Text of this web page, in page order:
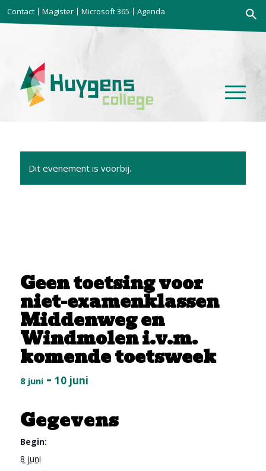
Contact Magister Microsoft 365 Agenda
naar:
Dit evenement is voorbij.
Geen toetsing voor
niet-examenklassen
Middenweg en
Windmolen i.v.m.
komende toetsweek
8 juni- 10 juni
Gegevens
Begin:
8 juni